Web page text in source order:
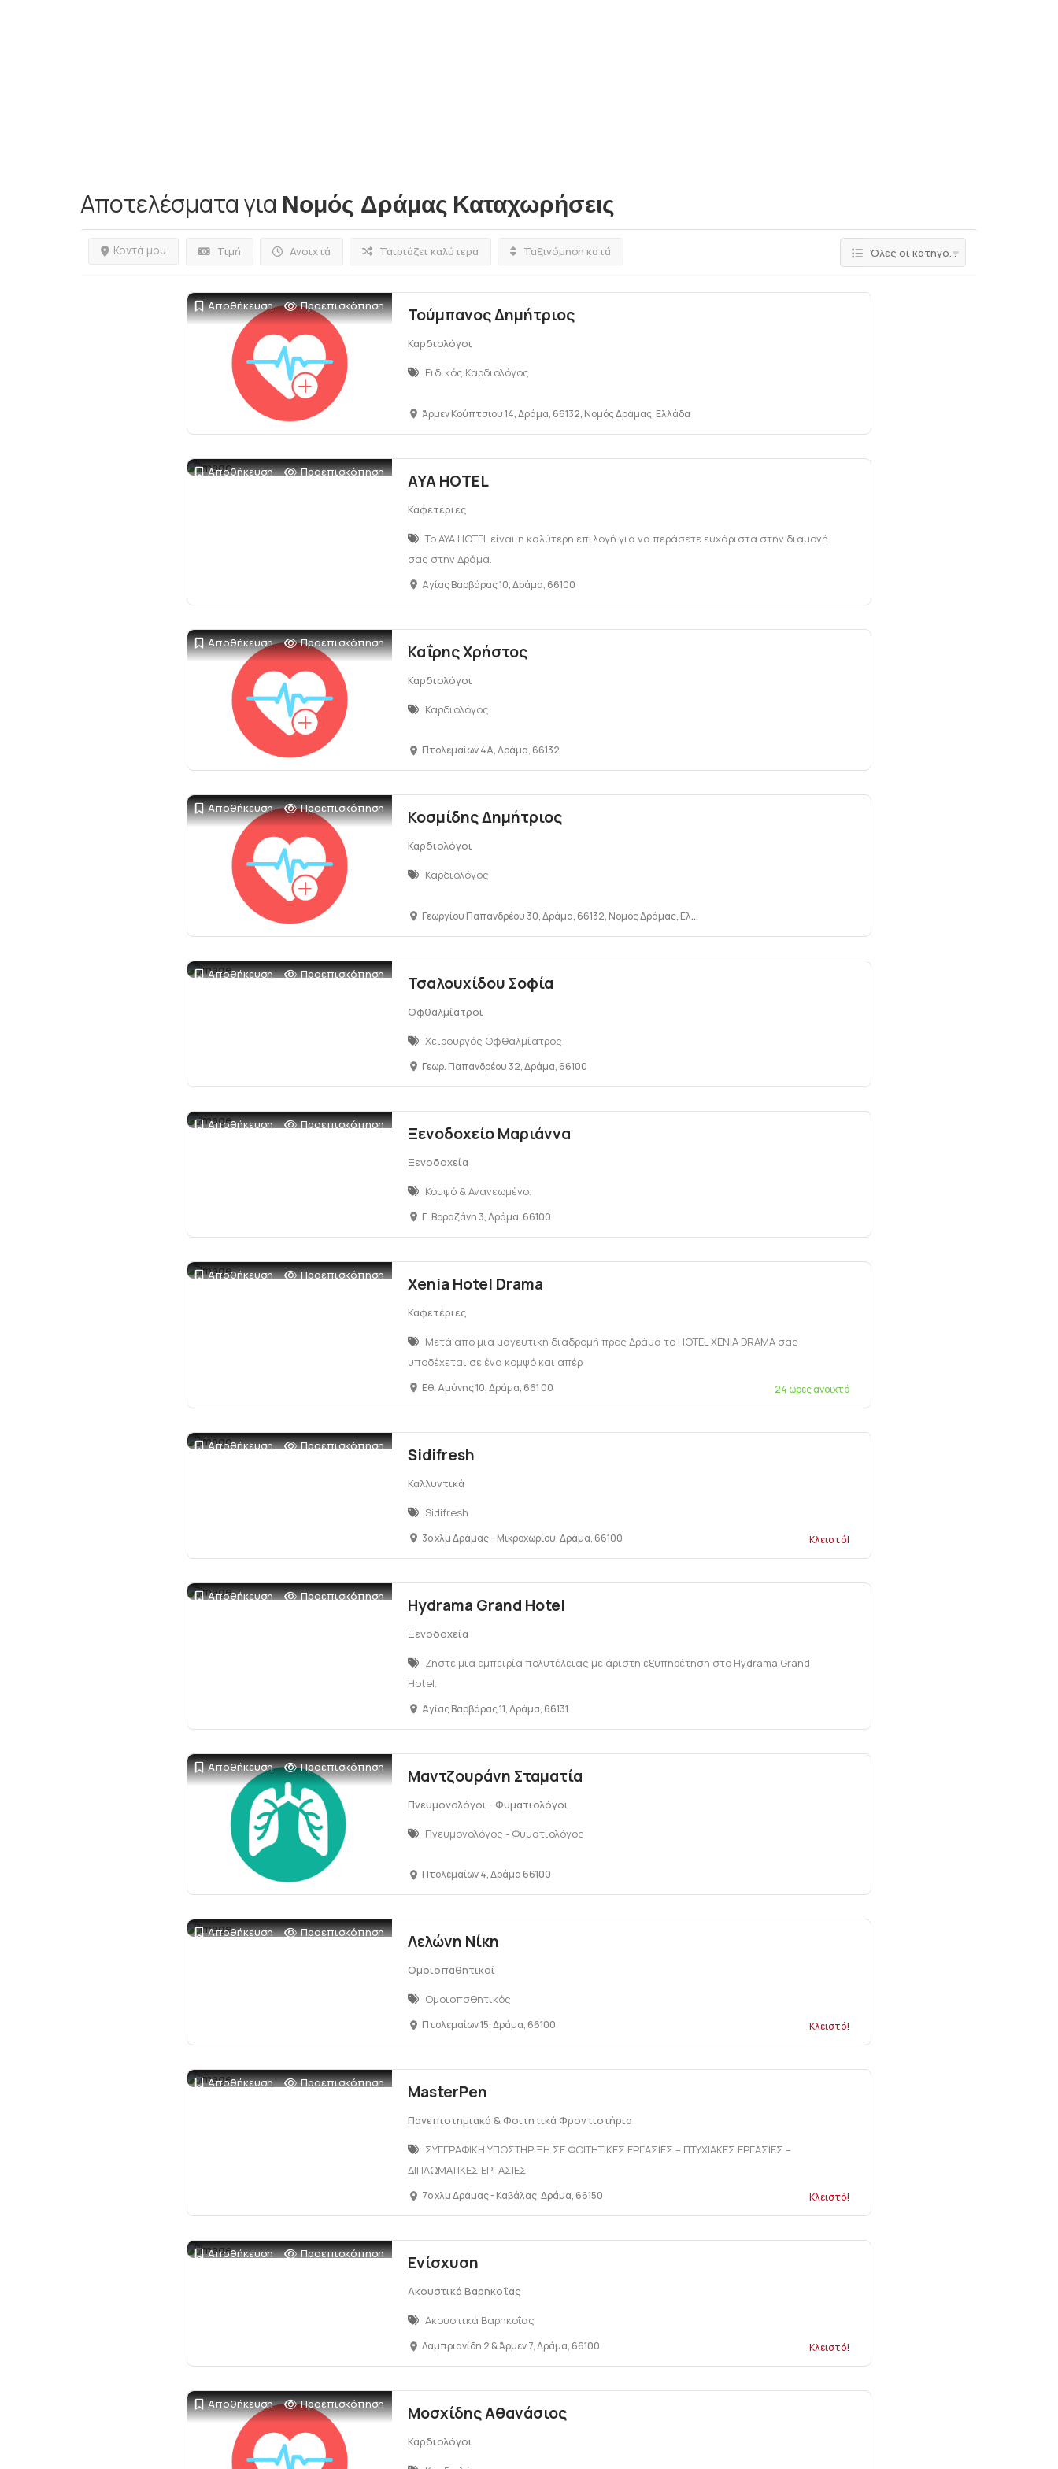
Αποτελέσματα για Νομός Δράμας Καταχωρήσεις
Τιμή Ανοιχτά
Κοντά μου Ταιριάζει καλύτερα Ταξινόμηση κατά Όλες οι κατηγορίες
Αποθήκευση Προεπισκόπηση Τούμπανος Δημήτριος
Καρδιολόγοι
Ειδικός Καρδιολόγος
Άρμεν Κούπτσιου 14, Δράμα, 66132, Νομός Δράμας, Ελλάδα
Αποθήκευση Προεπισκόπηση AYA HOTEL
Καφετέριες
Το AYA HOTEL είναι η καλύτερη επιλογή για να περάσετε ευχάριστα στην διαμονή
σας στην Δράμα.
Αγίας Βαρβάρας 10, Δράμα, 66100
Αποθήκευση Προεπισκόπηση Καΐρης Χρήστος
Καρδιολόγοι
Καρδιολόγος
Πτολεμαίων 4Α, Δράμα, 66132
Αποθήκευση Προεπισκόπηση Κοσμίδης Δημήτριος
Καρδιολόγοι
Καρδιολόγος
Γεωργίου Παπανδρέου 30, Δράμα, 66132, Νομός Δράμας, Ελλάδα
Αποθήκευση Προεπισκόπηση Τσαλουχίδου Σοφία
Οφθαλμίατροι
Χειρουργός Οφθαλμίατρος
Γεωρ. Παπανδρέου 32, Δράμα, 66100
Αποθήκευση Προεπισκόπηση Ξενοδοχείο Μαριάννα
Ξενοδοχεία
Κομψό & Ανανεωμένο.
Γ. Βοραζάνη 3, Δράμα, 66100
Αποθήκευση Προεπισκόπηση Xenia Hotel Drama
Καφετέριες
Μετά από μια μαγευτική διαδρομή προς Δράμα το HOTEL XENIA DRAMA σας
υποδέχεται σε ένα κομψό και απέρ
Εθ. Αμύνης 10, Δράμα, 661 00 24 ώρες ανοιχτό
Αποθήκευση Προεπισκόπηση Sidifresh
Καλλυντικά
Sidifresh
3ο χλμ Δράμας – Μικροχωρίου, Δράμα, 66100 Κλειστό!
Αποθήκευση Προεπισκόπηση Hydrama Grand Hotel
Ξενοδοχεία
Ζήστε μια εμπειρία πολυτέλειας με άριστη εξυπηρέτηση στο Hydrama Grand
Hotel.
Αγίας Βαρβάρας 11, Δράμα, 66131
Αποθήκευση Προεπισκόπηση Μαντζουράνη Σταματία
Πνευμονολόγοι - Φυματιολόγοι
Πνευμονολόγος - Φυματιολόγος
Πτολεμαίων 4, Δράμα 66100
Αποθήκευση Προεπισκόπηση Λελώνη Νίκη
Ομοιοπαθητικοί
Ομοιοπσθητικός
Πτολεμαίων 15, Δράμα, 66100 Κλειστό!
Αποθήκευση Προεπισκόπηση MasterPen
Πανεπιστημιακά & Φοιτητικά Φροντιστήρια
ΣΥΓΓΡΑΦΙΚΗ ΥΠΟΣΤΗΡΙΞΗ ΣΕ ΦΟΙΤΗΤΙΚΕΣ ΕΡΓΑΣΙΕΣ – ΠΤΥΧΙΑΚΕΣ ΕΡΓΑΣΙΕΣ –
ΔΙΠΛΩΜΑΤΙΚΕΣ ΕΡΓΑΣΙΕΣ
7ο χλμ Δράμας - Καβάλας, Δράμα, 66150 Κλειστό!
Αποθήκευση Προεπισκόπηση Ενίσχυση
Ακουστικά Βαρηκοΐας
Ακουστικά Βαρηκοΐας
Λαμπριανίδη 2 & Άρμεν 7, Δράμα, 66100 Κλειστό!
Αποθήκευση Προεπισκόπηση Μοσχίδης Αθανάσιος
Καρδιολόγοι